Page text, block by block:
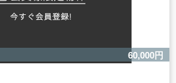
60,000円